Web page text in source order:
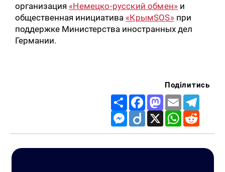
организация «Немецко-русский обмен» и
общественная инициатива «КрымSOS»при
поддержке Министерства иностранных дел
Германии.
Поділитись
Share FacebookMastodon
Email
Messenger
Diigo X WhatsApp